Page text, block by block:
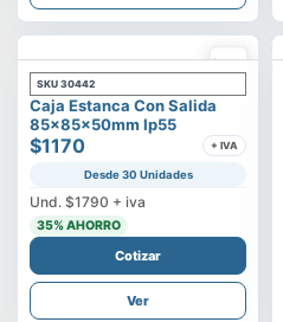
SKU 30442
Caja Estanca Con Salida
85x85x50mm Ip55
$1170 + IVA
Desde 30 Unidades
Und. $1790 + iva
35% AHORRO
Cotizar
Ver